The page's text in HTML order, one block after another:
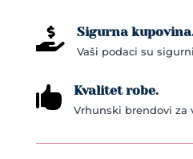
 Sigurna
Vaši podaci su
 Kvalitet robe.
Vrhunski brendovi za